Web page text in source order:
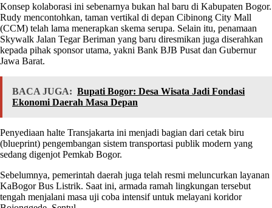
Konsep kolaborasi ini sebenarnya bukan hal baru di Kabupaten Bogor.
Rudy mencontohkan, taman vertikal di depan Cibinong City Mall
(CCM) telah lama menerapkan skema serupa. Selain itu, penamaan
Skywalk Jalan Tegar Beriman yang baru diresmikan juga diserahkan
kepada pihak sponsor utama, yakni Bank BJB Pusat dan Gubernur
Jawa Barat.
BACA JUGA: Bupati Bogor: Desa Wisata Jadi Fondasi
Ekonomi Daerah Masa Depan
Penyediaan halte Transjakarta ini menjadi bagian dari cetak biru
(blueprint) pengembangan sistem transportasi publik modern yang
sedang digenjot Pemkab Bogor.
Sebelumnya, pemerintah daerah juga telah resmi meluncurkan layanan
KaBogor Bus Listrik. Saat ini, armada ramah lingkungan tersebut
tengah menjalani masa uji coba intensif untuk melayani koridor